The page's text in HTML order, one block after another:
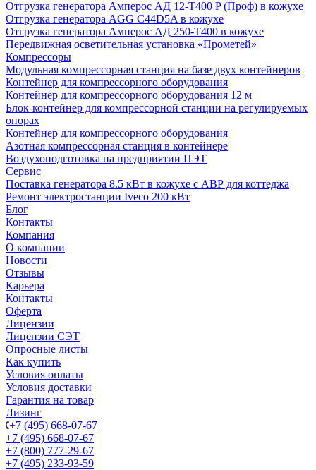
Отгрузка генератора Амперос АД 12-Т400 P (Проф) в кожухе
Отгрузка генератора AGG C44D5A в кожухе
Отгрузка генератора Амперос АД 250-Т400 в кожухе
Передвижная осветительная установка «Прометей»
Компрессоры
Модульная компрессорная станция на базе двух контейнеров
Контейнер для компрессорного оборудования
Контейнер для компрессорного оборудования 12 м
Блок-контейнер для компрессорной станции на регулируемых
опорах
Контейнер для компрессорного оборудования
Азотная компрессорная станция в контейнере
Воздухоподготовка на предприятии ПЭТ
Сервис
Поставка генератора 8.5 кВт в кожухе с АВР для коттеджа
Ремонт электростанции Iveco 200 кВт
Блог
Контакты
Компания
О компании
Новости
Отзывы
Карьера
Контакты
Оферта
Лицензии
Лицензии СЭТ
Опросные листы
Как купить
Условия оплаты
Условия доставки
Гарантия на товар
Лизинг
+7 (495) 668-07-67
+7 (495) 668-07-67
+7 (800) 777-29-67
+7 (495) 233-93-59